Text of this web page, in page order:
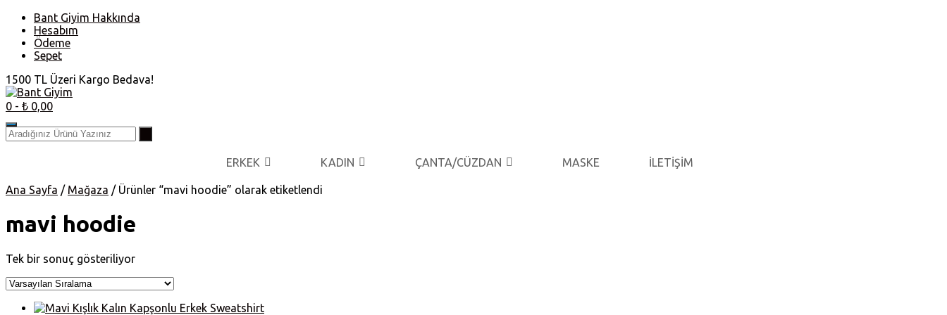
Skip
content
Bant Giyim Hakkında
Hesabım
Ödeme
Sepet
1500 TL Üzeri Kargo Bedava!
0 - ₺ 0,00
ERKEK KADIN ÇANTA/CÜZDAN MASKE İLETİŞİM
Ana Sayfa / Mağaza / Ürünler “mavi hoodie” olarak etiketlendi
mavi hoodie
Tek bir sonuç gösteriliyor